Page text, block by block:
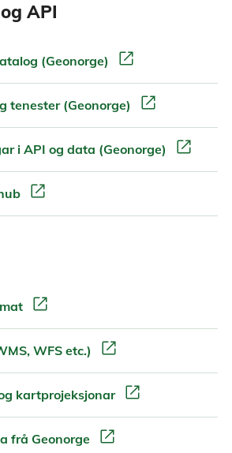
API
(Geonorge) open_in_new
tenester (Geonorge) open_in_new
i API og data (Geonorge) open_in_new
open_in_new
open_in_new
WFS etc.) open_in_new
kartprojeksjonar open_in_new
frå Geonorge open_in_new